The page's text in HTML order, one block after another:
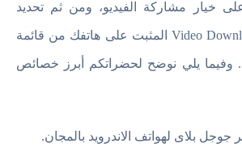
خيار مشاركة الفيديو، ومن ثم تحديد
تطبيق Video Downloader for TT المثبت على هاتفك من قائمة
وفيما يلي نوضح لحضراتكم أبرز خصائص
بلاى لهواتف الاندرويد بالمجان.